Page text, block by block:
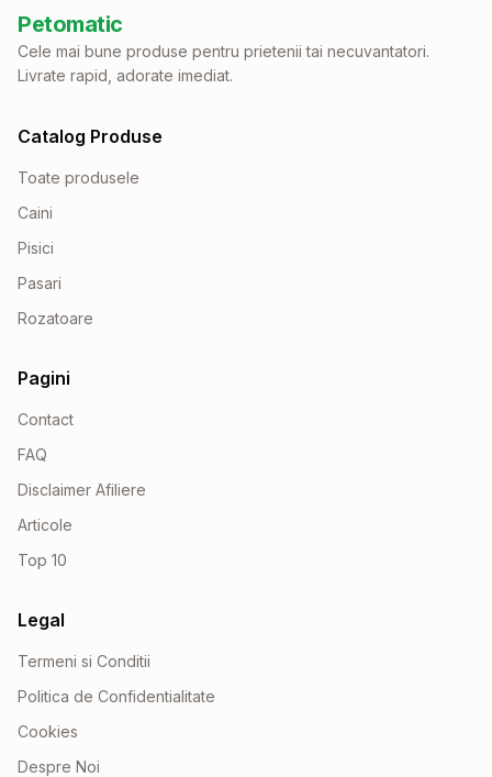
Petomatic
Cele mai bune produse pentru prietenii tai necuvantatori.
Livrate rapid, adorate imediat.
Catalog Produse
Toate produsele
Caini
Pisici
Pasari
Rozatoare
Pagini
Contact
FAQ
Disclaimer Afiliere
Articole
Top 10
Legal
Termeni si Conditii
Politica de Confidentialitate
Cookies
Despre Noi